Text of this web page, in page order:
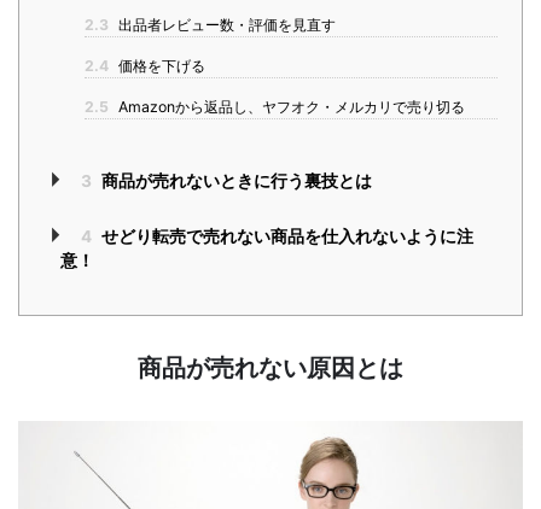
2.3 出品者レビュー数・評価を見直す
2.4 価格を下げる
2.5 Amazonから返品し、ヤフオク・メルカリで売り切る
3 商品が売れないときに行う裏技とは
4 せどり転売で売れない商品を仕入れないように注
意！
商品が売れない原因とは